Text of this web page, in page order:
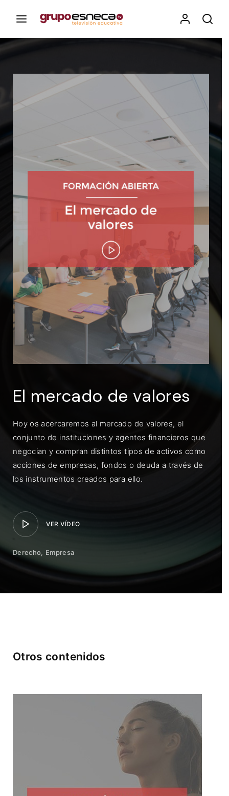
El mercado de valores
Hoy os acercaremos al mercado de valores, el
conjunto de instituciones y agentes financieros que
negocian y compran distintos tipos de activos como
acciones de empresas, fondos o deuda a través de
los instrumentos creados para ello.
VER VÍDEO
Derecho Empresa
Otros contenidos
Esneca TV
Iniciar Sesión
Para iniciar sesión debes introducir el
mismo usuario y contraseña que utilizas
para acceder al campus virtual:
https://elcampusonline.com
Dirección de correo electrónico
Contraseña
ENTRAR
Recuérdame